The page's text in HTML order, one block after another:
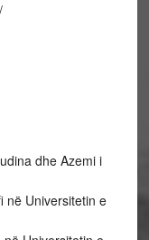
dhe Azemi i
në Universitetin e